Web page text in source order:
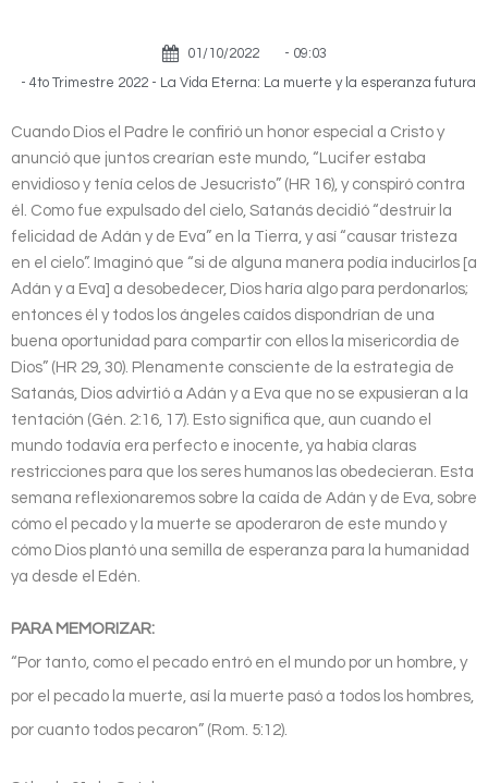
01/10/2022 - 09:03
- 4to Trimestre 2022 - La Vida Eterna: La muerte y la esperanza futura
Cuando Dios el Padre le confirió un honor especial a Cristo y
anunció que juntos crearían este mundo, “Lucifer estaba
envidioso y tenía celos de Jesucristo” (HR 16), y conspiró contra
él. Como fue expulsado del cielo, Satanás decidió “destruir la
felicidad de Adán y de Eva” en la Tierra, y así “causar tristeza
en el cielo”. Imaginó que “si de alguna manera podía inducirlos [a
Adán y a Eva] a desobedecer, Dios haría algo para perdonarlos;
entonces él y todos los ángeles caídos dispondrían de una
buena oportunidad para compartir con ellos la misericordia de
Dios” (HR 29, 30). Plenamente consciente de la estrategia de
Satanás, Dios advirtió a Adán y a Eva que no se expusieran a la
tentación (Gén. 2:16, 17). Esto significa que, aun cuando el
mundo todavía era perfecto e inocente, ya había claras
restricciones para que los seres humanos las obedecieran. Esta
semana reflexionaremos sobre la caída de Adán y de Eva, sobre
cómo el pecado y la muerte se apoderaron de este mundo y
cómo Dios plantó una semilla de esperanza para la humanidad
ya desde el Edén.
PARA MEMORIZAR:
“Por tanto, como el pecado entró en el mundo por un hombre, y
por el pecado la muerte, así la muerte pasó a todos los hombres,
por cuanto todos pecaron” (Rom. 5:12).